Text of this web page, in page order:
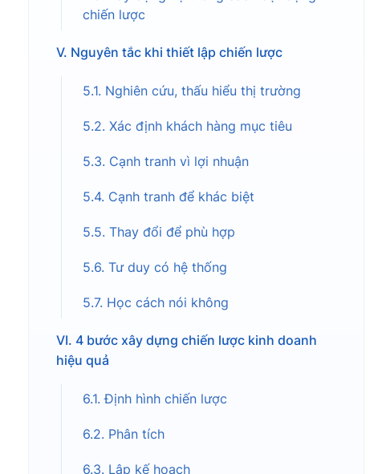
chiến lược
V. Nguyên tắc khi thiết lập chiến lược
5.1. Nghiên cứu, thấu hiểu thị trường
5.2. Xác định khách hàng mục tiêu
5.3. Cạnh tranh vì lợi nhuận
5.4. Cạnh tranh để khác biệt
5.5. Thay đổi để phù hợp
5.6. Tư duy có hệ thống
5.7. Học cách nói không
VI. 4 bước xây dựng chiến lược kinh doanh
hiệu quả
6.1. Định hình chiến lược
6.2. Phân tích
6.3. Lập kế hoạch